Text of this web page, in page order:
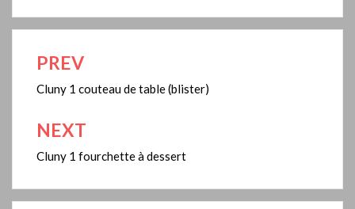
Navigation
de
l’article
PREV
Cluny 1 couteau de table (blister)
NEXT
Cluny 1 fourchette à dessert